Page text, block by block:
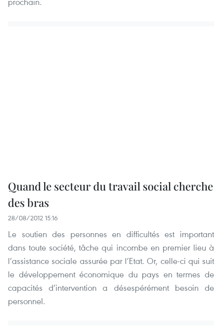
Quand le secteur du travail social cherche
des bras
28/08/2012 15:16
Le soutiendes personnes en difficultés est important
dans toute société, tâche qui incombeen premier lieu à
l’assistance sociale assurée par l’Etat. Or, celle-ci qui suit
le développement économique du pays entermes de
capacités d’intervention a désespérément besoin de
personnel.